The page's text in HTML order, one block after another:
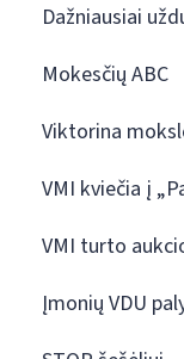
Dažniausiai
Mokesčių ABC
Viktorina
VMI kviečia į
VMI turto
Įmonių VDU